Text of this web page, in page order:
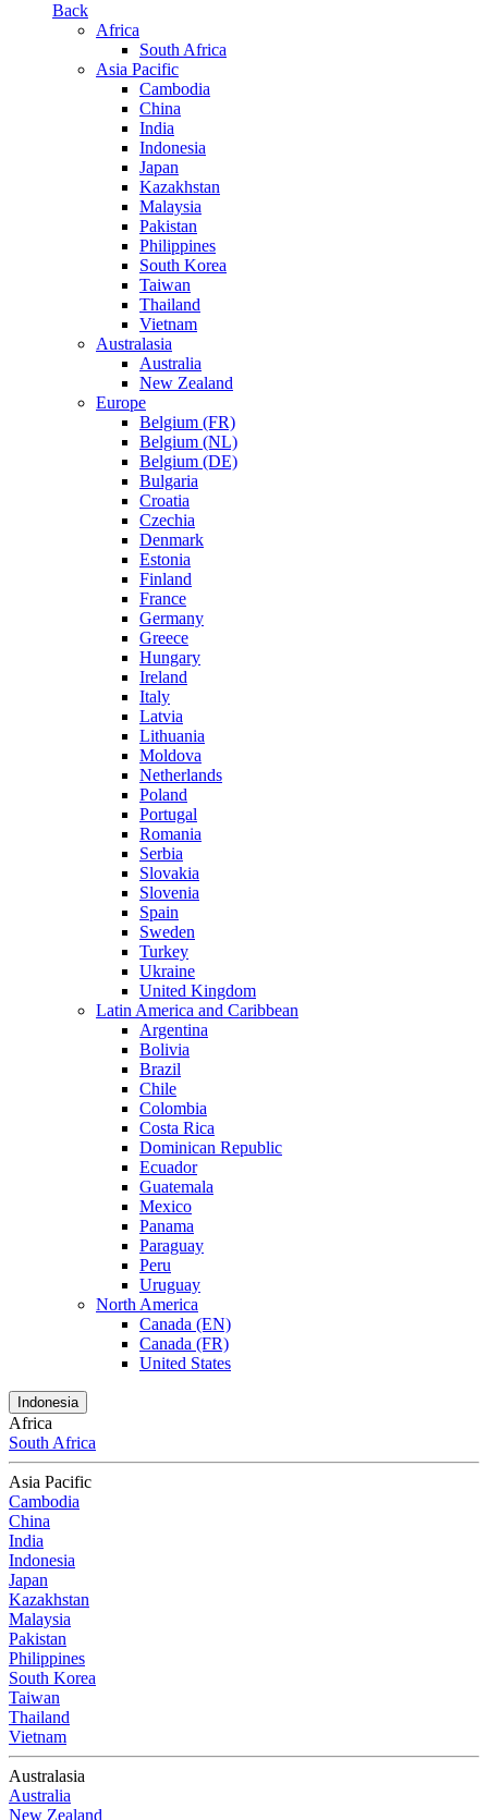
Back
Africa
South Africa
Asia Pacific
Cambodia
China
India
Indonesia
Japan
Kazakhstan
Malaysia
Pakistan
Philippines
South Korea
Taiwan
Thailand
Vietnam
Australasia
Australia
New Zealand
Europe
Belgium (FR)
Belgium (NL)
Belgium (DE)
Bulgaria
Croatia
Czechia
Denmark
Estonia
Finland
France
Germany
Greece
Hungary
Ireland
Italy
Latvia
Lithuania
Moldova
Netherlands
Poland
Portugal
Romania
Serbia
Slovakia
Slovenia
Spain
Sweden
Turkey
Ukraine
United Kingdom
Latin America and Caribbean
Argentina
Bolivia
Brazil
Chile
Colombia
Costa Rica
Dominican Republic
Ecuador
Guatemala
Mexico
Panama
Paraguay
Peru
Uruguay
North America
Canada (EN)
Canada (FR)
United States
Indonesia
Africa
South Africa
Asia Pacific
Cambodia
China
India
Indonesia
Japan
Kazakhstan
Malaysia
Pakistan
Philippines
South Korea
Taiwan
Thailand
Vietnam
Australasia
Australia
New Zealand